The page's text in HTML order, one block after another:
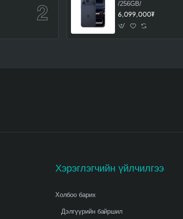
/256GB/
6,099,000₮
Хэрэглэгчийн үйлчилгээ
Холбоо барих
Дэлгүүрийн байршил